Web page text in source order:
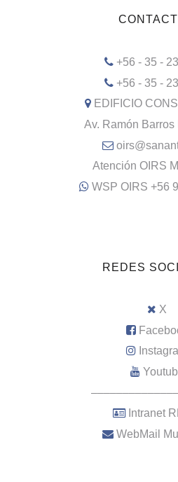
+56 - 35 -
+56 - 35 -
EDIFICIO
Av. Ramón Barros
Atención OIRS
WSP OIRS +56
REDES
X
Intranet
WebMail